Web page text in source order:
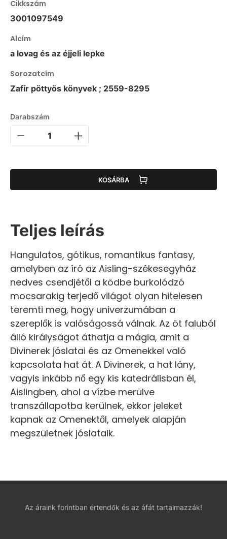
Cikkszám
3001097549
Alcím
a lovag és az éjjeli lepke
Sorozatcím
Zafír pöttyös könyvek ; 2559-8295
Darabszám
KOSÁRBA
Teljes leírás
Hangulatos, gótikus, romantikus fantasy,
amelyben az író az Aisling-székesegyház
nedves csendjétől a ködbe burkolódzó
mocsarakig terjedő világot olyan hitelesen
teremti meg, hogy univerzumában a
szereplők is valóságossá válnak. Az öt faluból
álló királyságot áthatja a mágia, amit a
Divinerek jóslatai és az Omenekkel való
kapcsolata hat át. A Divinerek, a hat lány,
vagyis inkább nő egy kis katedrálisban él,
Aislingben, ahol a vízbe merülve
transzállapotba kerülnek, ekkor jeleket
kapnak az Omenektől, amelyek alapján
megszületnek jóslataik.
Az áraink forintban értendők és az áfát tartalmazzák!